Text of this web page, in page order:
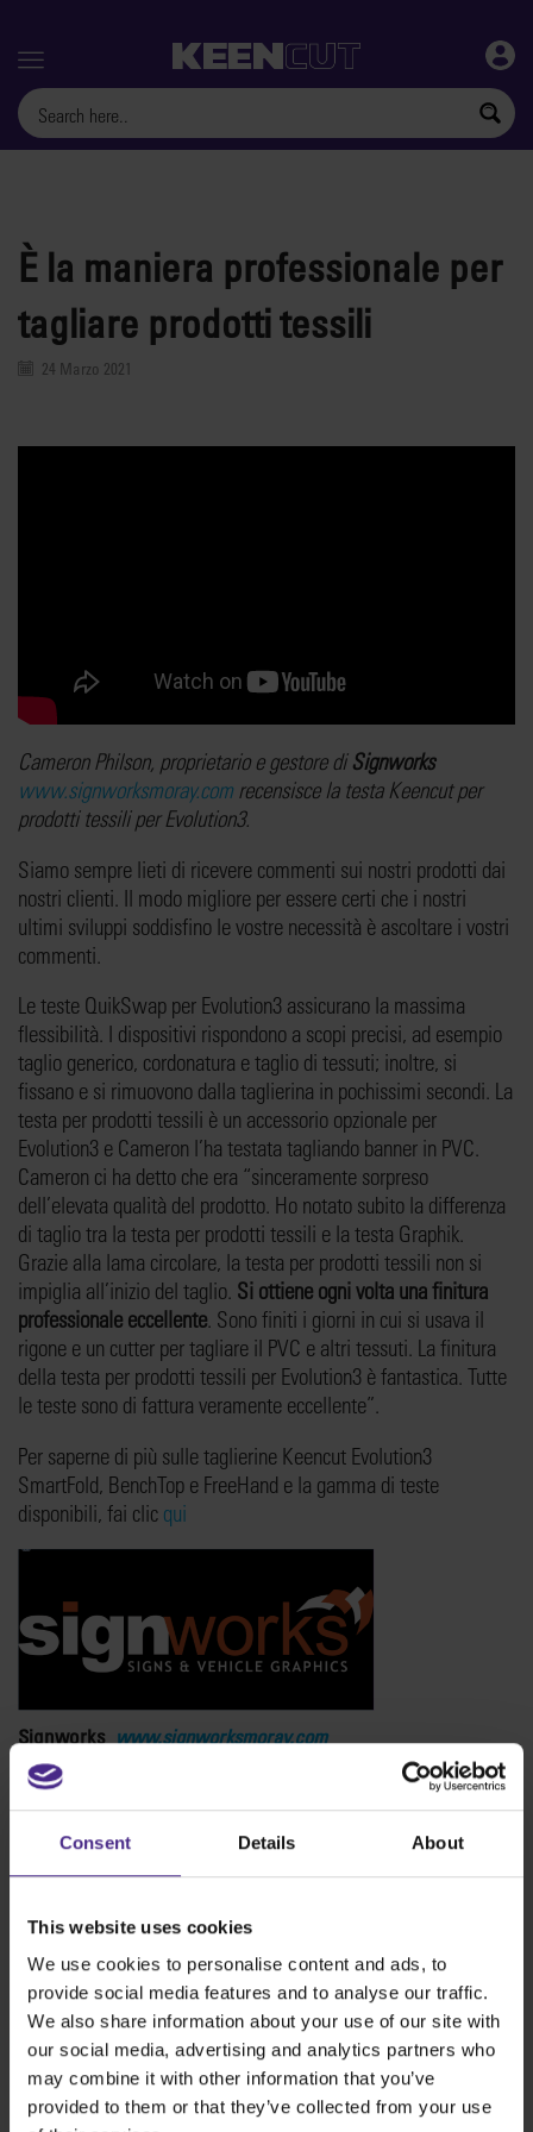
Consent Details About
This website uses cookies
We use cookies to personalise content and ads, to
provide social media features and to analyse our traffic.
We also share information about your use of our site with
our social media, advertising and analytics partners who
may combine it with other information that you’ve
provided to them or that they’ve collected from your use
Menu
È la maniera professionale per
tagliare prodotti tessili
24 Marzo 2021
Cameron Philson, proprietario e gestore diSignworks
www.signworksmoray.com recensisce la testa Keencut per
prodotti tessili per Evolution3.
Siamo sempre lieti di ricevere commenti sui nostri prodotti dai
nostri clienti. Il modo migliore per essere certi che i nostri
ultimi sviluppi soddisfino le vostre necessità è ascoltare i vostri
commenti.
Le teste QuikSwap per Evolution3 assicurano la massima
flessibilità. I dispositivi rispondono a scopi precisi, ad esempio
taglio generico, cordonatura e taglio di tessuti; inoltre, si
fissano e si rimuovono dalla taglierina in pochissimi secondi. La
testa per prodotti tessili è un accessorio opzionale per
Evolution3 e Cameron l’ha testata tagliando banner in PVC.
Cameron ci ha detto che era “sinceramente sorpreso
dell’elevata qualità del prodotto. Ho notato subito la differenza
di taglio tra la testa per prodotti tessili e la testa Graphik.
Grazie alla lama circolare, la testa per prodotti tessili non si
impiglia all’inizio del taglio. Si ottiene ogni volta una finitura
professionale eccellente . Sono finiti i giorni in cui si usava il
rigone e un cutter per tagliare il PVC e altri tessuti. La finitura
della testa per prodotti tessili per Evolution3 è fantastica. Tutte
le teste sono di fattura veramente eccellente”.
Per saperne di più sulle taglierine Keencut Evolution3
SmartFold, BenchTop e FreeHand e la gamma di teste
disponibili, fai clic qui
Signworkswww.signworksmoray.com
Signworks è un’azienda che offre servizi completi di
cartellonistica con sede nella Scozia settentrionale. L’azienda
progetta, produce e installa diversi tipi di soluzioni di
Tags:come tagliare banner in PVC ,Evolution3,Keencut,taglierina